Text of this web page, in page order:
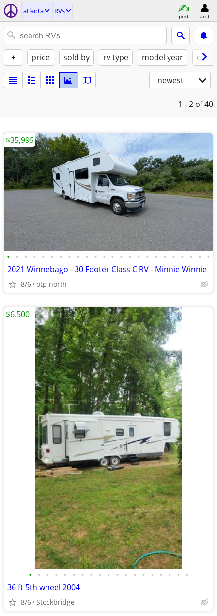
atlanta RVs
post acct
+ price sold by rv type model year
newest
1 - 2 of 40
• • • • • • • • • • • • • • • • • • • • • • • •
2021 Winnebago - 30 Footer Class C RV - Minnie Winnie
8/6 otp north
$35,995
• • • • • • • • • • • • • • • • • • •
36 ft 5th wheel 2004
8/6 Stockbridge
$6,500